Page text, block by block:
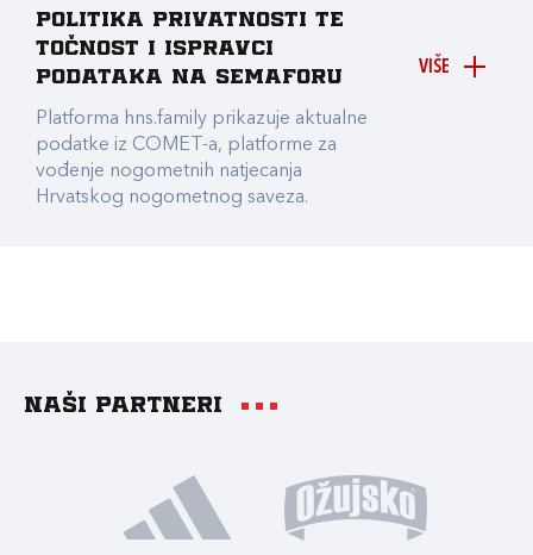
VIŠE
Politika privatnosti te
točnost i ispravci
podataka na Semaforu
Platforma hns.family prikazuje aktualne
podatke iz COMET-a, platforme za
vođenje nogometnih natjecanja
Hrvatskog nogometnog saveza.
Naši partneri